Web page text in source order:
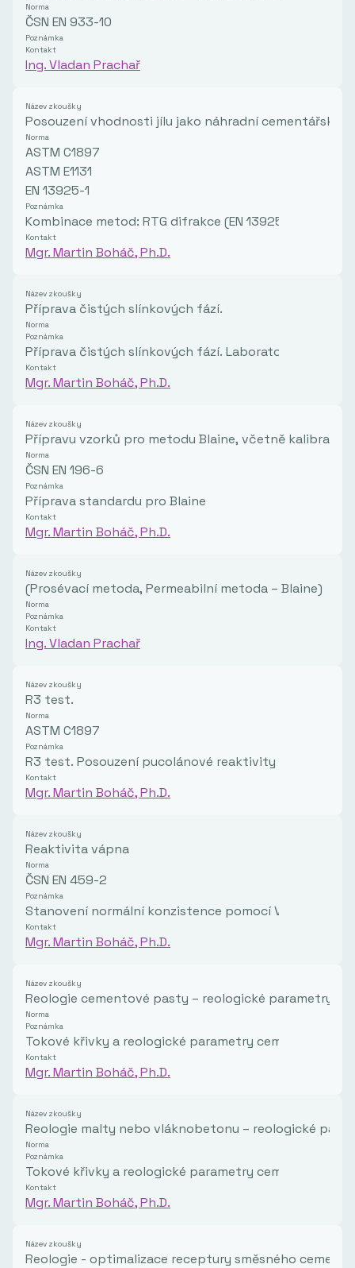
Norma
ČSN EN 933-10
Poznámka
Kontakt
Ing. Vladan Prachař
Název zkoušky
Posouzení vhodnosti jílu jako náhradní cementářské
Norma
ASTM C1897
ASTM E1131
EN 13925-1
Poznámka
Kombinace metod: RTG difrakce (EN 13925-1) pro
Kontakt
Mgr. Martin Boháč, Ph.D.
Název zkoušky
Příprava čistých slínkových fází.
Norma
Poznámka
Příprava čistých slínkových fází. Laboratorní postup
Kontakt
Mgr. Martin Boháč, Ph.D.
Název zkoušky
Přípravu vzorků pro metodu Blaine, včetně
Norma
ČSN EN 196-6
Poznámka
Příprava standardu pro Blaine
Kontakt
Mgr. Martin Boháč, Ph.D.
Název zkoušky
(Prosévací metoda, Permeabilní metoda – Blaine)
Norma
Poznámka
Kontakt
Ing. Vladan Prachař
Název zkoušky
R3 test.
Norma
ASTM C1897
Poznámka
R3 test. Posouzení pucolánové reaktivity
Kontakt
Mgr. Martin Boháč, Ph.D.
Název zkoušky
Reaktivita vápna
Norma
ČSN EN 459-2
Poznámka
Stanovení normální konzistence pomocí Vicatova
Kontakt
Mgr. Martin Boháč, Ph.D.
Název zkoušky
Reologie cementové pasty – reologické parametry,
Norma
Poznámka
Tokové křivky a reologické parametry cementové
Kontakt
Mgr. Martin Boháč, Ph.D.
Název zkoušky
Reologie malty nebo vláknobetonu – reologické
Norma
Poznámka
Tokové křivky a reologické parametry cementové
Kontakt
Mgr. Martin Boháč, Ph.D.
Název zkoušky
Reologie - optimalizace receptury směsného